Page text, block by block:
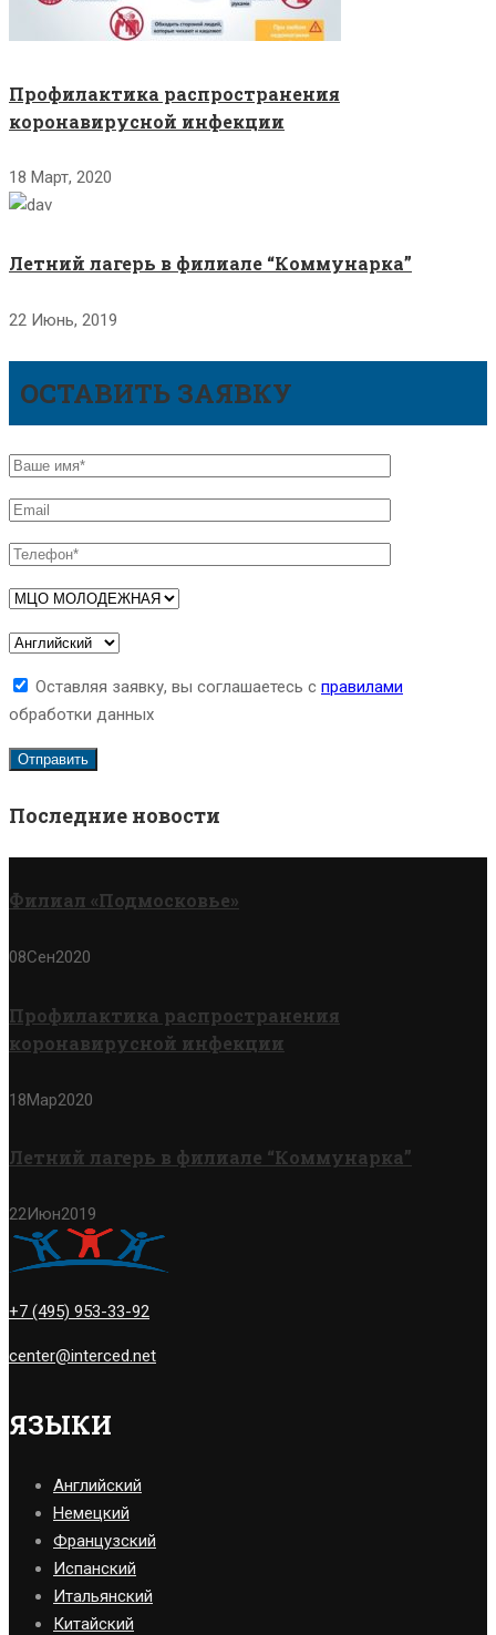
Профилактика распространения
коронавирусной инфекции
18 Март, 2020
Летний лагерь в филиале “Коммунарка”
22 Июнь, 2019
ОСТАВИТЬ ЗАЯВКУ
Оставляя заявку, вы соглашаетесь с правилами
обработки данных
Последние новости
Филиал «Подмосковье»
08Сен2020
Профилактика распространения
коронавирусной инфекции
18Мар2020
Летний лагерь в филиале “Коммунарка”
22Июн2019
+7 (495) 953-33-92
center@interced.net
ЯЗЫКИ
Английский
Немецкий
Французский
Испанский
Итальянский
Китайский